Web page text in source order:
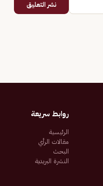
نشر التعليق
روابط سريعة
الرئيسية
مقالات الرأي
البحث
النشرة البريدية